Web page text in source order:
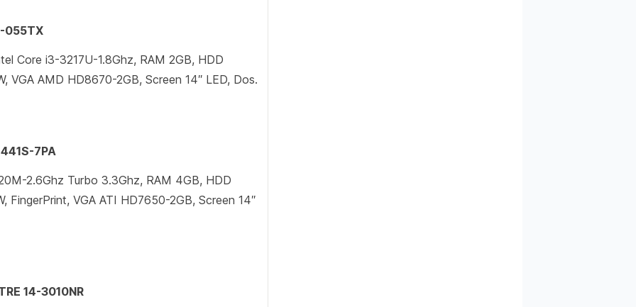
055TX
Core i3-3217U-1.8Ghz, RAM 2GB, HDD
VGA AMD HD8670-2GB, Screen 14″ LED, Dos.
7PA
2.6Ghz Turbo 3.3Ghz, RAM 4GB, HDD
FingerPrint, VGA ATI HD7650-2GB, Screen 14″
14-3010NR